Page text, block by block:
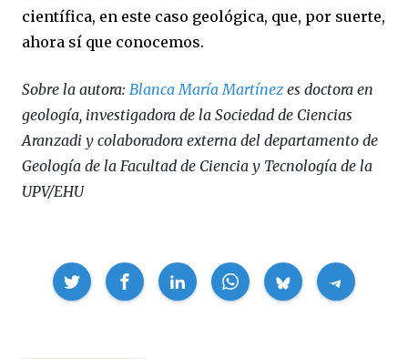
científica, en este caso geológica, que, por suerte,
ahora sí que conocemos.
Sobre la autora: Blanca María Martínez es doctora en
geología, investigadora de la Sociedad de Ciencias
Aranzadi y colaboradora externa del departamento de
Geología de la Facultad de Ciencia y Tecnología de la
UPV/EHU
Compartir